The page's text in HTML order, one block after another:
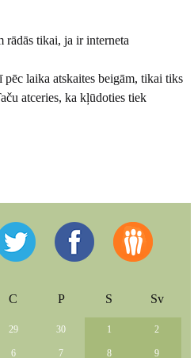
rādās tikai, ja ir interneta
laika atskaites beigām, tikai tiks
atceries, ka kļūdoties tiek
C P S Sv
29 30 1 2
6 7 8 9